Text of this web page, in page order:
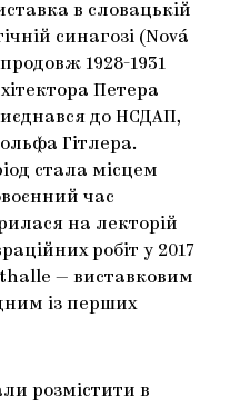
в словацькій
синагозі (Nová
1928-1931
Петера
до НСДАП,
Гітлера.
стала місцем
час
на лекторій
робіт у 2017
— виставковим
із перших
розмістити в